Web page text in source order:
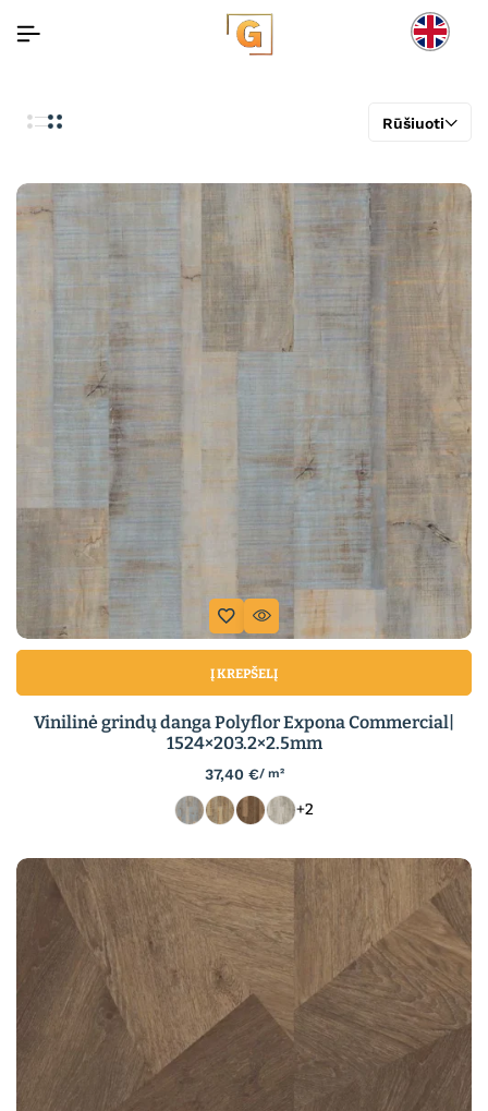
Rūšiuoti
Į KREPŠELĮ
Vinilinė grindų danga Polyflor Expona Commercial|
1524×203.2×2.5mm
37,40 €/ m²
+2